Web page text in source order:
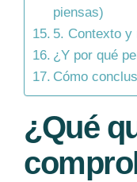
piensas)
5. Contexto y
¿Y por qué
Cómo
¿Qué